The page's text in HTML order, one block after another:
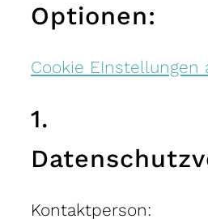
Optionen:
Cookie EInstellungen
1.
Kontaktperson: